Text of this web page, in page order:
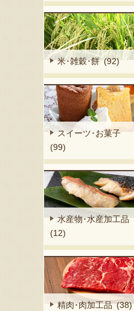
米･雑穀･餅 (92)
スイーツ･お菓子
(99)
水産物･水産加工品
(12)
精肉･肉加工品 (38)